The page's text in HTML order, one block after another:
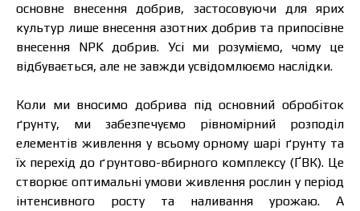
основне внесення добрив, застосовуючи для ярих
культур лише внесення азотних добрив та припосівне
внесення NPK добрив. Усі ми розуміємо, чому це
відбувається, але не завжди усвідомлюємо наслідки.
Коли ми вносимо добрива під основний обробіток
ґрунту, ми забезпечуємо рівномірний розподіл
елементів живлення у всьому орному шарі ґрунту та
їх перехід до ґрунтово-вбирного комплексу (ҐВК). Це
створює оптимальні умови живлення рослин у період
інтенсивного росту та наливання урожаю. А